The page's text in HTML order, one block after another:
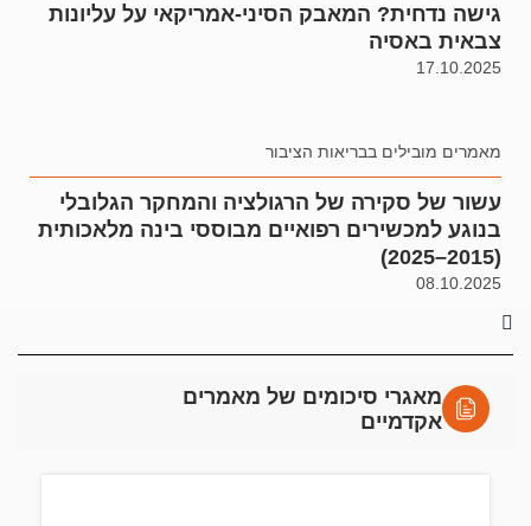
גישה נדחית? המאבק הסיני-אמריקאי על עליונות
צבאית באסיה
17.10.2025
מאמרים מובילים בבריאות הציבור
עשור של סקירה של הרגולציה והמחקר הגלובלי
בנוגע למכשירים רפואיים מבוססי בינה מלאכותית
(2015–2025)
08.10.2025
מאגרי סיכומים של מאמרים
אקדמיים